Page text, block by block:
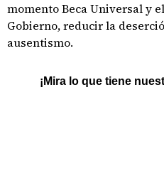
momento Beca Universal y
Gobierno, reducir la
ausentismo.
¡Mira lo que tiene